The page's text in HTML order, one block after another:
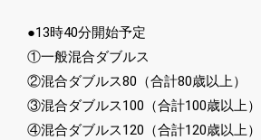
●13時40分開始予定
①一般混合ダブルス
②混合ダブルス80（合計80歳以上）
③混合ダブルス100（合計100歳以上）
④混合ダブルス120（合計120歳以上）